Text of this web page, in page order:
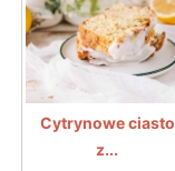
Cytrynowe ciasto
z...